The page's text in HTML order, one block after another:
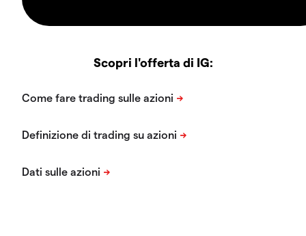
Scopri l'offerta di IG: